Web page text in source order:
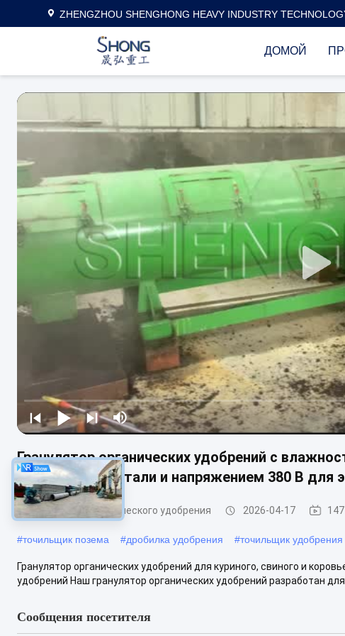
ZHENGZHOU SHENGHONG HEAVY INDUSTRY
ДОМОЙ
Гранулятор органических удобрений с
углеродистой стали и напряжением 380 В для
гранулятор органического удобрения 2026-04-17
#точильщик позема #дробилка удобрения #точильщик удобрения
Гранулятор органических удобрений для куриного, свиного и
удобрений Наш гранулятор органических удобрений разработан
Сообщения посетителя